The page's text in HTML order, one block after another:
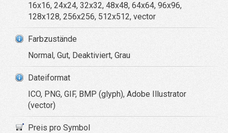
16x16, 24x24, 32x32, 48x48, 64x64, 96x96,
128x128, 256x256, 512x512, vector
Farbzustände
Normal, Gut, Deaktiviert, Grau
Dateiformat
ICO, PNG, GIF, BMP (glyph), Adobe Illustrator
(vector)
Preis pro Symbol